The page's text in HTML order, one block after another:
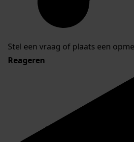
Stel een vraag of plaats een
Reageren